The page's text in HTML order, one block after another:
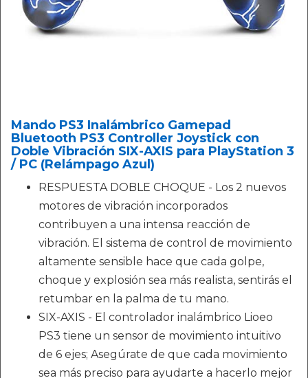
Mando PS3 Inalámbrico Gamepad
Bluetooth PS3 Controller Joystick con
Doble Vibración SIX-AXIS para PlayStation 3
/ PC (Relámpago Azul)
RESPUESTA DOBLE CHOQUE - Los 2 nuevos
motores de vibración incorporados
contribuyen a una intensa reacción de
vibración. El sistema de control de movimiento
altamente sensible hace que cada golpe,
choque y explosión sea más realista, sentirás el
retumbar en la palma de tu mano.
SIX-AXIS - El controlador inalámbrico Lioeo
PS3 tiene un sensor de movimiento intuitivo
de 6 ejes; Asegúrate de que cada movimiento
sea más preciso para ayudarte a hacerlo mejor